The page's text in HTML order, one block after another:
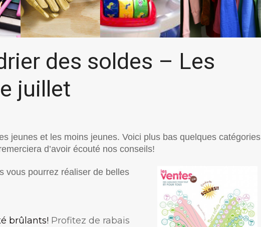
des soldes – Les
juillet
jeunes et les moins jeunes. Voici plus bas quelques catégories
d’avoir écouté nos conseils!
vous pourrez réaliser de belles
brûlants! Profitez de rabais